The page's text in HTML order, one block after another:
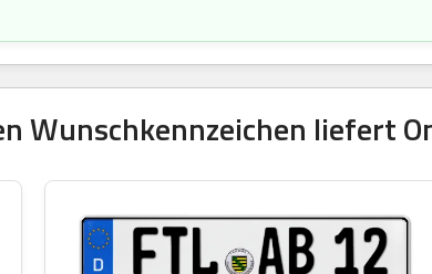
Wunschkennzeichen liefert